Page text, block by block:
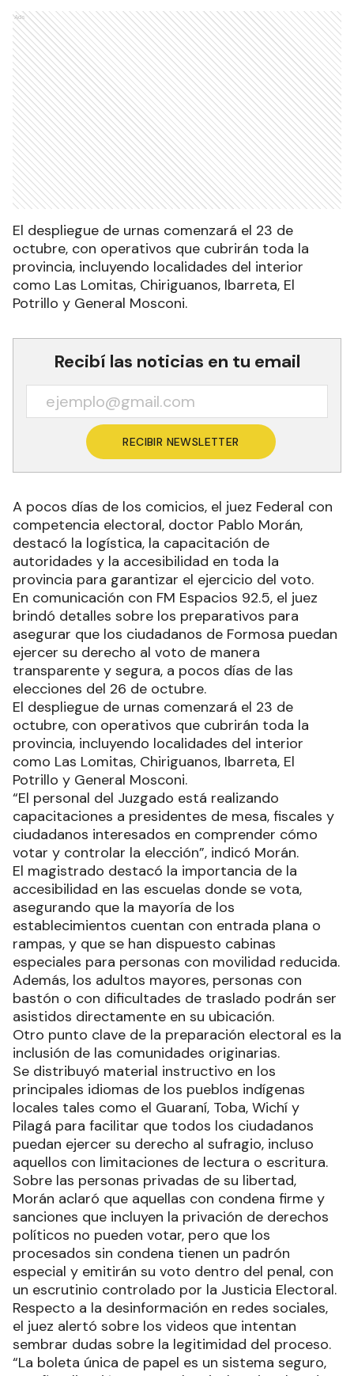
Ads
El despliegue de urnas comenzará el 23 de
octubre, con operativos que cubrirán toda la
provincia, incluyendo localidades del interior
como Las Lomitas, Chiriguanos, Ibarreta, El
Potrillo y General Mosconi.
Recibí las noticias en tu email
RECIBIR NEWSLETTER
A pocos días de los comicios, el juez Federal con
competencia electoral, doctor Pablo Morán,
destacó la logística, la capacitación de
autoridades y la accesibilidad en toda la
provincia para garantizar el ejercicio del voto.
En comunicación con FM Espacios 92.5, el juez
brindó detalles sobre los preparativos para
asegurar que los ciudadanos de Formosa puedan
ejercer su derecho al voto de manera
transparente y segura, a pocos días de las
elecciones del 26 de octubre.
El despliegue de urnas comenzará el 23 de
octubre, con operativos que cubrirán toda la
provincia, incluyendo localidades del interior
como Las Lomitas, Chiriguanos, Ibarreta, El
Potrillo y General Mosconi.
“El personal del Juzgado está realizando
capacitaciones a presidentes de mesa, fiscales y
ciudadanos interesados en comprender cómo
votar y controlar la elección”, indicó Morán.
El magistrado destacó la importancia de la
accesibilidad en las escuelas donde se vota,
asegurando que la mayoría de los
establecimientos cuentan con entrada plana o
rampas, y que se han dispuesto cabinas
especiales para personas con movilidad reducida.
Además, los adultos mayores, personas con
bastón o con dificultades de traslado podrán ser
asistidos directamente en su ubicación.
Otro punto clave de la preparación electoral es la
inclusión de las comunidades originarias.
Se distribuyó material instructivo en los
principales idiomas de los pueblos indígenas
locales tales como el Guaraní, Toba, Wichí y
Pilagá para facilitar que todos los ciudadanos
puedan ejercer su derecho al sufragio, incluso
aquellos con limitaciones de lectura o escritura.
Sobre las personas privadas de su libertad,
Morán aclaró que aquellas con condena firme y
sanciones que incluyen la privación de derechos
políticos no pueden votar, pero que los
procesados sin condena tienen un padrón
especial y emitirán su voto dentro del penal, con
un escrutinio controlado por la Justicia Electoral.
Respecto a la desinformación en redes sociales,
el juez alertó sobre los videos que intentan
sembrar dudas sobre la legitimidad del proceso.
“La boleta única de papel es un sistema seguro,